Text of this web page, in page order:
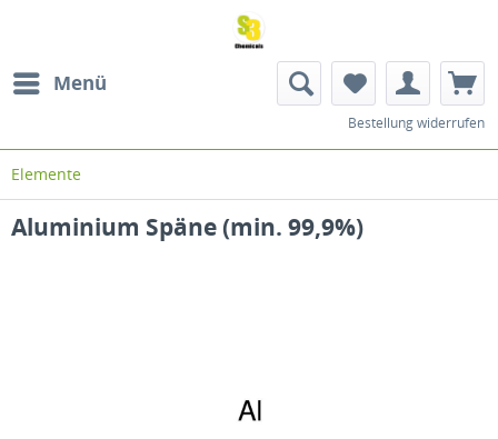
Menü
Bestellung widerrufen
Elemente
Aluminium Späne (min. 99,9%)